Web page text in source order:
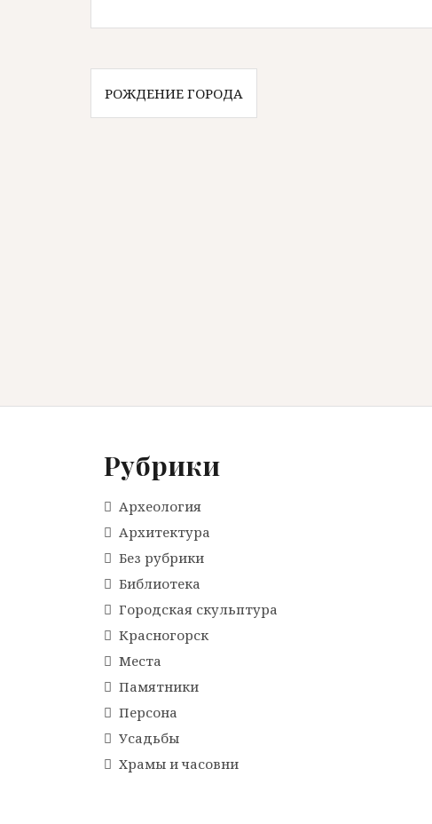
Навигация
по
РОЖДЕНИЕ ГОРОДА
Рубрики
Археология
Архитектура
Без рубрики
Библиотека
Городская скульптура
Красногорск
Места
Памятники
Персона
Усадьбы
Храмы и часовни